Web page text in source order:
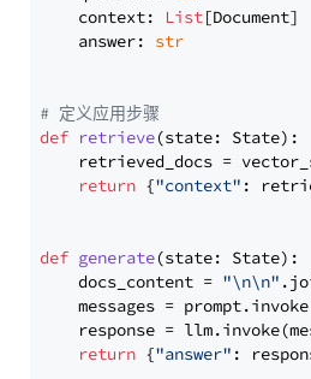
    context:
List[Document]
    answer:
str
# 定义应用步骤
def retrieve(state: State):
retrieved_docs =
return {"context" :
def generate(state: State):
    docs_content =
"\n\n"
messages =
response =
return {"answer" :